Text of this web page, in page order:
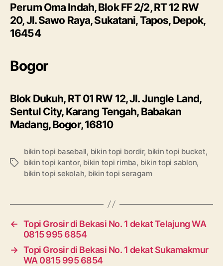
Perum Oma Indah, Blok FF 2/2, RT 12 RW
20, Jl. Sawo Raya, Sukatani, Tapos, Depok,
16454
Bogor
Blok Dukuh, RT 01 RW 12, Jl. Jungle Land,
Sentul City, Karang Tengah, Babakan
Madang, Bogor, 16810
Tags
bikin topi baseball, bikin topi bordir, bikin topi bucket,
bikin topi kantor, bikin topi rimba, bikin topi sablon,
bikin topi sekolah, bikin topi seragam
← Topi Grosir di Bekasi No. 1 dekat Telajung WA
0815 995 6854
→ Topi Grosir di Bekasi No. 1 dekat Sukamakmur
WA 0815 995 6854